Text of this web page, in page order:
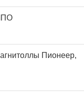
Пионеер,